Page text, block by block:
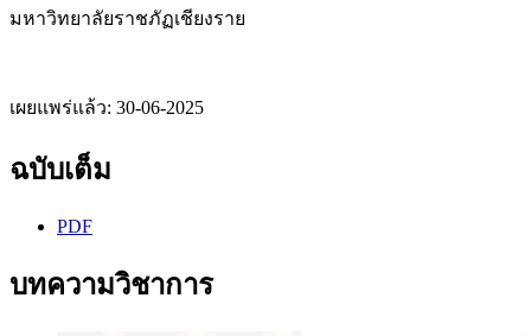
มหาวิทยาลัยราชภัฏเชียงราย
เผยแพร่แล้ว: 30-06-2025
ฉบับเต็ม
PDF
บทความวิชาการ